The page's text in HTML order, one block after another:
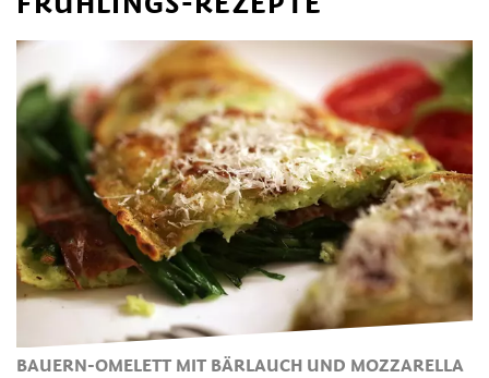
BAUERN-OMELETT MIT BÄRLAUCH UND MOZZARELLA